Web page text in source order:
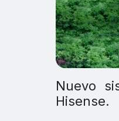
Nuevo
Hisense.